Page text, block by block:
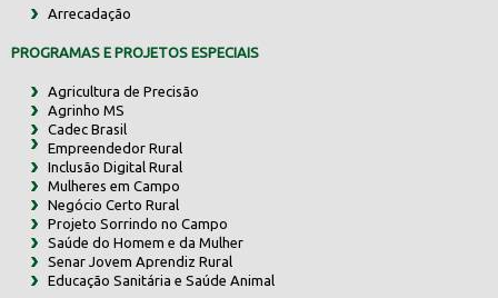
Arrecadação
PROGRAMAS E PROJETOS ESPECIAIS
Agricultura de Precisão
Agrinho MS
Cadec Brasil
Empreendedor Rural
Inclusão Digital Rural
Mulheres em Campo
Negócio Certo Rural
Projeto Sorrindo no Campo
Saúde do Homem e da Mulher
Senar Jovem Aprendiz Rural
Educação Sanitária e Saúde Animal